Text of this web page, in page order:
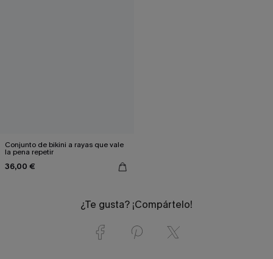
Conjunto de bikini a rayas que vale
la pena repetir
36,00 €
¿Te gusta? ¡Compártelo!